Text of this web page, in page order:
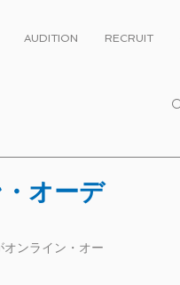
AUDITION RECRUIT
オーデ
ンライン・オー